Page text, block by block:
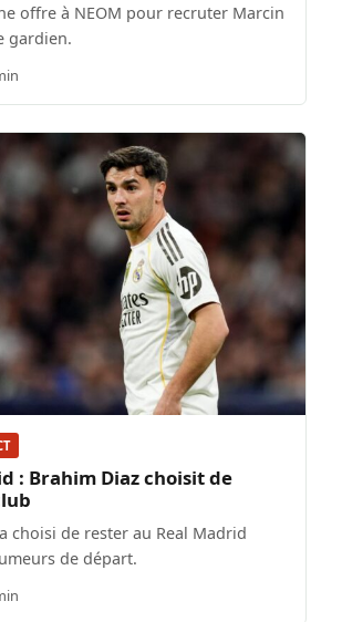
offre à NEOM pour recruter Marcin
gardien.
: Brahim Diaz choisit de
choisi de rester au Real Madrid
de départ.